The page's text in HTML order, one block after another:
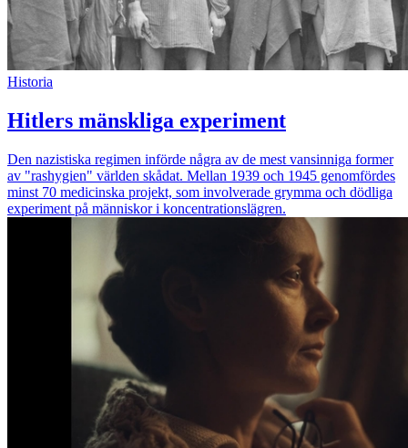
Historia
Hitlers mänskliga experiment
Den nazistiska regimen införde några av de mest vansinniga former
av "rashygien" världen skådat. Mellan 1939 och 1945 genomfördes
minst 70 medicinska projekt, som involverade grymma och dödliga
experiment på människor i koncentrationslägren.